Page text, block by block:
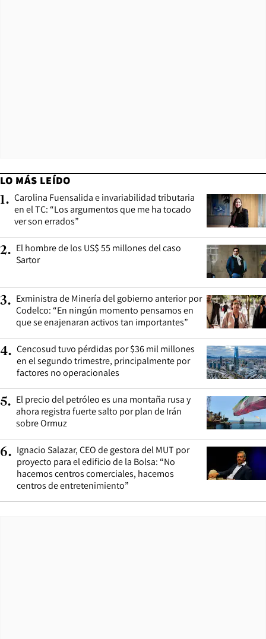
LO MÁS LEÍDO
1. Carolina Fuensalida e invariabilidad tributaria
en el TC: “Los argumentos que me ha tocado
ver son errados”
2. El hombre de los US$ 55 millones del caso
Sartor
3. Exministra de Minería del gobierno anterior por
Codelco: “En ningún momento pensamos en
que se enajenaran activos tan importantes”
4. Cencosud tuvo pérdidas por $36 mil millones
en el segundo trimestre, principalmente por
factores no operacionales
5. El precio del petróleo es una montaña rusa y
ahora registra fuerte salto por plan de Irán
sobre Ormuz
6. Ignacio Salazar, CEO de gestora del MUT por
proyecto para el edificio de la Bolsa: “No
hacemos centros comerciales, hacemos
centros de entretenimiento”